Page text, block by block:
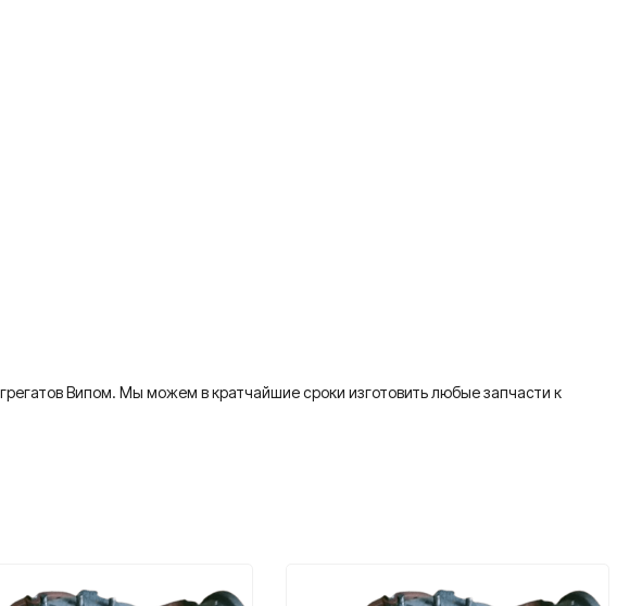
Випом. Мы можем в кратчайшие сроки изготовить любые запчасти к